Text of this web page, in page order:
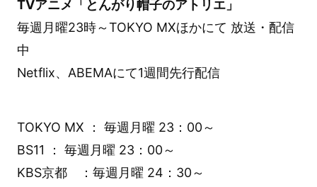
TVアニメ「とんがり帽子のアトリエ」
毎週月曜23時～TOKYO MXほかにて 放送・配信
中
Netflix、ABEMAにて1週間先行配信
TOKYO MX ： 毎週月曜 23：00～
BS11 ： 毎週月曜 23：00～
KBS京都 ：毎週月曜 24：30～